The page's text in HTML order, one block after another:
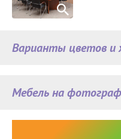
Мебель на
Варианты цветов и